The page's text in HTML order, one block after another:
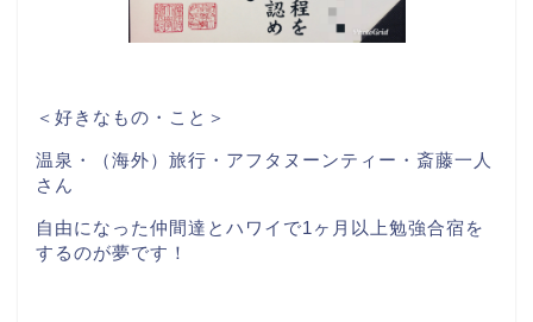
＜好きなもの・こと＞
温泉・（海外）旅行・アフタヌーンティー・斎藤一人
さん
自由になった仲間達とハワイで1ヶ月以上勉強合宿を
するのが夢です！